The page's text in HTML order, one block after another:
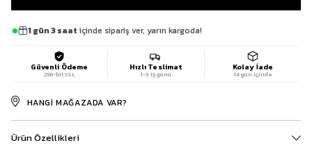
1 gün 3 saat içinde sipariş ver, yarın kargoda!
Güvenli Ödeme
256-bit SSL
Hızlı Teslimat
1-3 iş günü
Kolay İade
14 gün içinde
HANGI MAĞAZADA VAR?
Ürün Özellikleri